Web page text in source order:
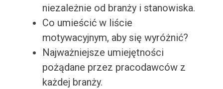
niezależnie od branży i stanowiska.
Co umieścić w liście
motywacyjnym, aby się wyróżnić?
Najważniejsze umiejętności
pożądane przez pracodawców z
każdej branży.